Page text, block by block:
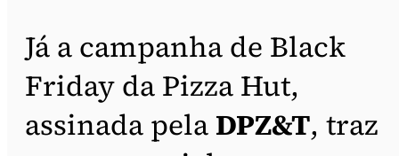
Já a campanha de Black
Friday da Pizza Hut,
assinada pela DPZ&T, traz